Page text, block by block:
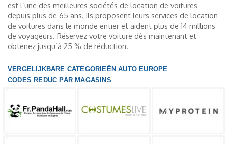
est l’une des meilleures sociétés de location de voitures
depuis plus de 65 ans. Ils proposent leurs services de location
de voitures dans le monde entier et aident plus de 14 millions
de voyageurs. Réservez votre voiture dès maintenant et
obtenez jusqu’à 25 % de réduction.
VERGELIJKBARE CATEGORIEËN AUTO EUROPE
CODES REDUC PAR MAGASINS